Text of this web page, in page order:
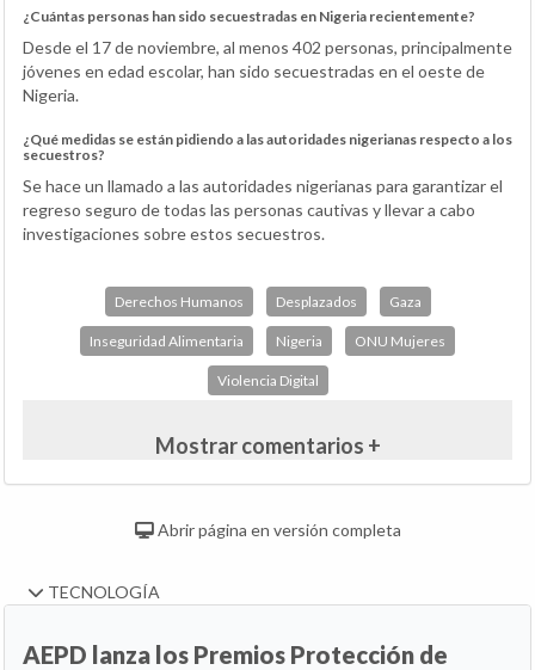
¿Cuántas personas han sido secuestradas en Nigeria recientemente?
Desde el 17 de noviembre, al menos 402 personas, principalmente
jóvenes en edad escolar, han sido secuestradas en el oeste de
Nigeria.
¿Qué medidas se están pidiendo a las autoridades nigerianas respecto a los
secuestros?
Se hace un llamado a las autoridades nigerianas para garantizar el
regreso seguro de todas las personas cautivas y llevar a cabo
investigaciones sobre estos secuestros.
Derechos Humanos Desplazados Gaza
Inseguridad Alimentaria Nigeria ONU Mujeres
Violencia Digital
Mostrar comentarios +
Abrir página en versión completa
TECNOLOGÍA
AEPD lanza los Premios Protección de